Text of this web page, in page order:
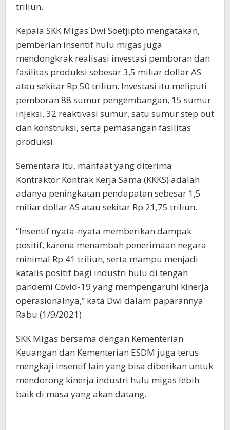
triliun.
Kepala SKK Migas Dwi Soetjipto mengatakan,
pemberian insentif hulu migas juga
mendongkrak realisasi investasi pemboran dan
fasilitas produksi sebesar 3,5 miliar dollar AS
atau sekitar Rp 50 triliun. Investasi itu meliputi
pemboran 88 sumur pengembangan, 15 sumur
injeksi, 32 reaktivasi sumur, satu sumur step out
dan konstruksi, serta pemasangan fasilitas
produksi.
Sementara itu, manfaat yang diterima
Kontraktor Kontrak Kerja Sama (KKKS) adalah
adanya peningkatan pendapatan sebesar 1,5
miliar dollar AS atau sekitar Rp 21,75 triliun.
“Insentif nyata-nyata memberikan dampak
positif, karena menambah penerimaan negara
minimal Rp 41 triliun, serta mampu menjadi
katalis positif bagi industri hulu di tengah
pandemi Covid-19 yang mempengaruhi kinerja
operasionalnya,” kata Dwi dalam paparannya
Rabu (1/9/2021).
SKK Migas bersama dengan Kementerian
Keuangan dan Kementerian ESDM juga terus
mengkaji insentif lain yang bisa diberikan untuk
mendorong kinerja industri hulu migas lebih
baik di masa yang akan datang.